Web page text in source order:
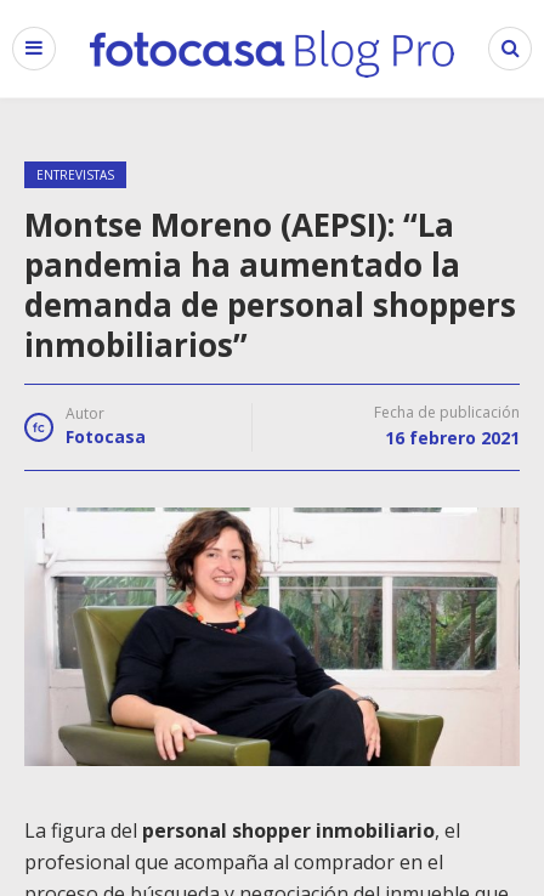
ENTREVISTAS
Montse Moreno (AEPSI): “La
pandemia ha aumentado la
demanda de personal shoppers
inmobiliarios”
Autor
Fotocasa
Fecha de publicación
16 febrero 2021
La figura del personal shopper inmobiliario, el
profesional que acompaña al comprador en el